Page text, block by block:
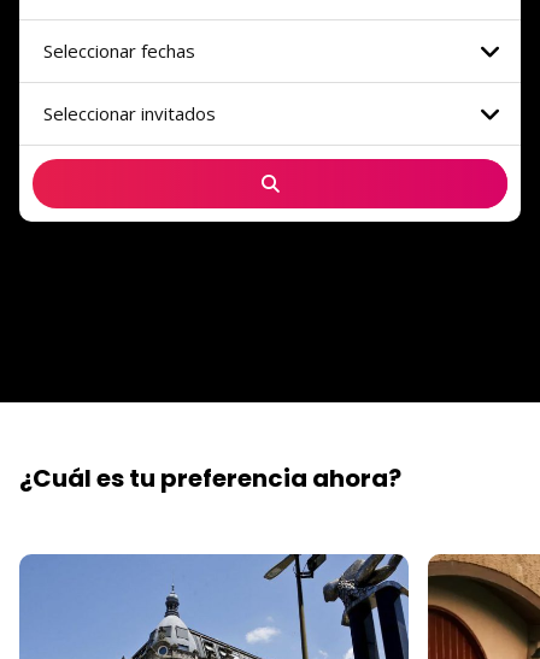
Seleccionar fechas
Seleccionar invitados
¿Cuál es tu preferencia ahora?